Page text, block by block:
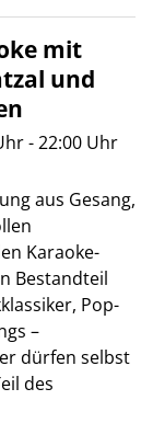
mit
und
- 22:00 Uhr
aus Gesang,
Karaoke-
Bestandteil
Pop-
–
dürfen selbst
des